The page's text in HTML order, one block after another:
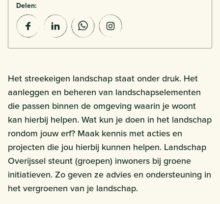
Delen:
Het streekeigen landschap staat onder druk. Het
aanleggen en beheren van landschapselementen
die passen binnen de omgeving waarin je woont
kan hierbij helpen. Wat kun je doen in het landschap
rondom jouw erf? Maak kennis met acties en
projecten die jou hierbij kunnen helpen. Landschap
Overijssel steunt (groepen) inwoners bij groene
initiatieven. Zo geven ze advies en ondersteuning in
het vergroenen van je landschap.